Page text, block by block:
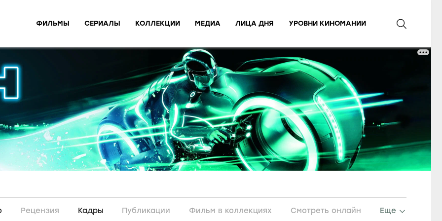
ФИЛЬМЫ СЕРИАЛЫ КОЛЛЕКЦИИ МЕДИА ЛИЦА ДНЯ УРОВНИ КИНОМАНИИ
Рецензия Кадры Публикации Фильм в коллекциях Смотреть онлайн Еще